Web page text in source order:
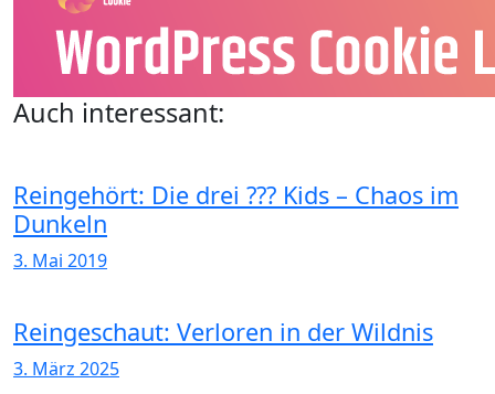
Auch interessant:
Reingehört: Die drei ??? Kids – Chaos im
Dunkeln
3. Mai 2019
Reingeschaut: Verloren in der Wildnis
3. März 2025